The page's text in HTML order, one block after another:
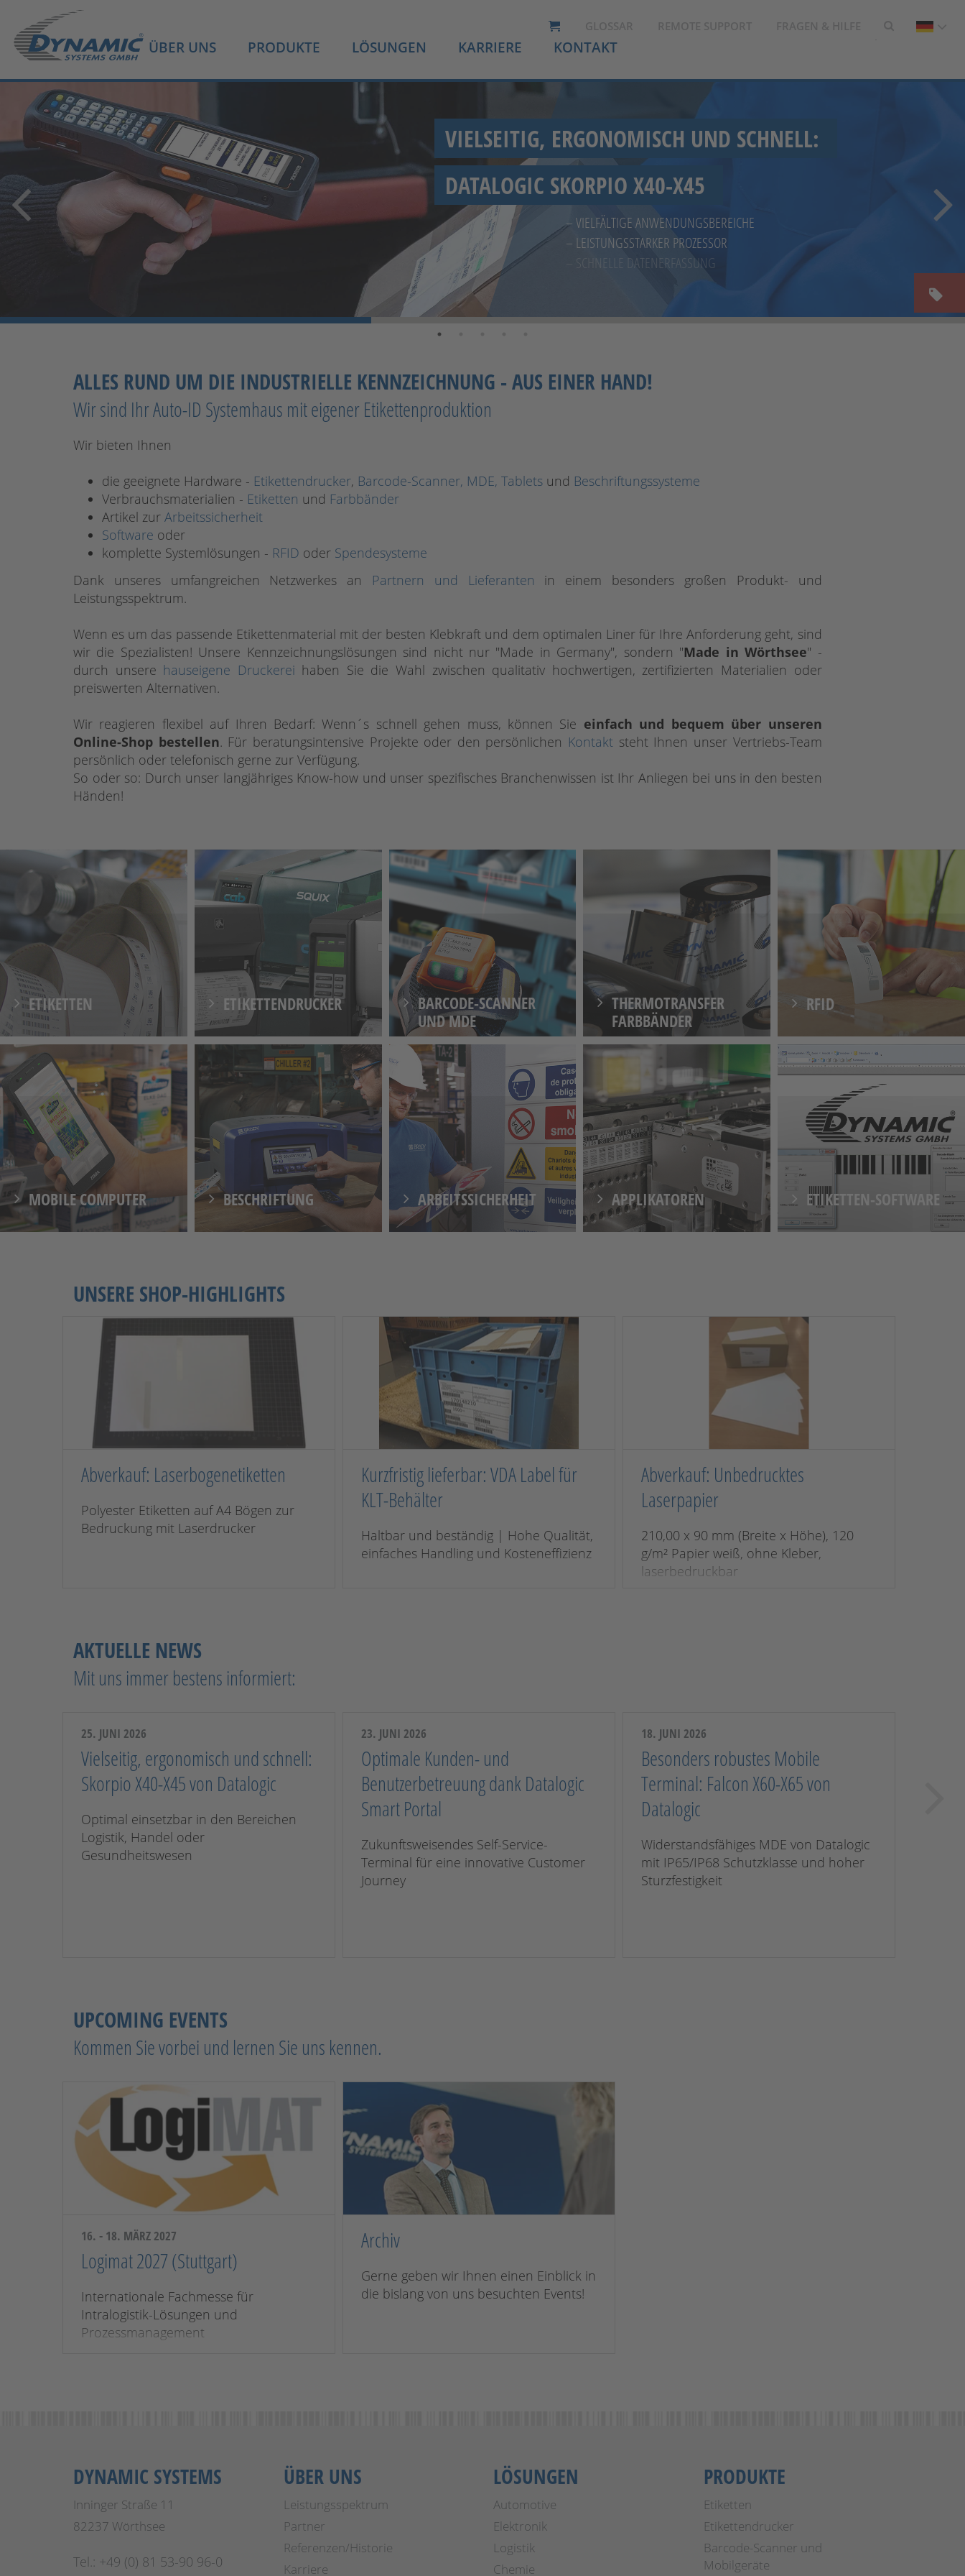
ÜBER UNS PRODUKTE LÖSUNGEN KARRIERE KONTAKT
VIELSEITIG, ERGONOMISCH UND SCHNELL:
DATALOGIC SKORPIO X40-X45
– VIELFÄLTIGE ANWENDUNGSBEREICHE
– LEISTUNGSSTARKER PROZESSOR
– SCHNELLE DATENERFASSUNG
ALLES RUND UM DIE INDUSTRIELLE KENNZEICHNUNG - AUS EINER HAND!
Wir sind Ihr Auto-ID Systemhaus miteigener Etikettenproduktion
Wir bieten Ihnen
die geeignete Hardware - Etikettendrucker, Barcode-Scanner, MDE, Tablets und Beschriftungssysteme
Verbrauchsmaterialien - Etiketten und Farbbänder
Artikel zur Arbeitssicherheit
Software oder
komplette Systemlösungen - RFID oder Spendesysteme
Dank unseres umfangreichen Netzwerkes an Partnern und Lieferanten in einem besonders großen Produkt- und
Leistungsspektrum.
Wenn es um das passende Etikettenmaterial mit der besten Klebkraft und dem optimalen Liner für Ihre Anforderung geht, sind
wir die Spezialisten! Unsere Kennzeichnungslösungen sind nicht nur "Made in Germany", sondern "Made in Wörthsee" -
durch unsere hauseigene Druckerei haben Sie die Wahl zwischen qualitativ hochwertigen, zertifizierten Materialien oder
preiswerten Alternativen.
Wir reagieren flexibel auf Ihren Bedarf: Wenn´s schnell gehen muss, können Sie einfach und bequem über unseren
Online-Shop bestellen. Für beratungsintensive Projekte oder den persönlichen Kontakt steht Ihnen unser Vertriebs-Team
persönlich oder telefonisch gerne zur Verfügung.
So oder so: Durch unser langjähriges Know-how und unser spezifisches Branchenwissen ist Ihr Anliegen bei uns in den besten
Händen!
ETIKETTEN ETIKETTENDRUCKER
BARCODE-SCANNER
UND MDE
THERMOTRANSFER
FARBBÄNDER
RFID
MOBILE COMPUTER BESCHRIFTUNG ARBEITSSICHERHEIT APPLIKATOREN ETIKETTEN-SOFTWARE
UNSERE SHOP-HIGHLIGHTS
Abverkauf: Laserbogenetiketten
Polyester Etiketten auf A4 Bögen zur
Bedruckung mit Laserdrucker
Kurzfristig lieferbar: VDA Label für
KLT-Behälter
Haltbar und beständig | Hohe Qualität,
einfaches Handling und Kosteneffizienz
Abverkauf: Unbedrucktes
Laserpapier
210,00 x 90 mm (Breite x Höhe), 120
g/m² Papier weiß, ohne Kleber,
laserbedruckbar
AKTUELLE NEWS
Mit uns immer bestens informiert:
25. JUNI 2026
Vielseitig, ergonomisch und schnell:
Skorpio X40-X45 von Datalogic
Optimal einsetzbar in den Bereichen
Logistik, Handel oder
Gesundheitswesen
23. JUNI 2026
Optimale Kunden- und
Benutzerbetreuung dank Datalogic
Smart Portal
Zukunftsweisendes Self-Service-
Terminal für eine innovative Customer
Journey
18. JUNI 2026
Besonders robustes Mobile
Terminal: Falcon X60-X65 von
Datalogic
Widerstandsfähiges MDE von Datalogic
mit IP65/IP68 Schutzklasse und hoher
Sturzfestigkeit
UPCOMING EVENTS
Kommen Sie vorbei und lernen Sie uns kennen.
16. - 18. MÄRZ 2027
Logimat 2027 (Stuttgart)
Internationale Fachmesse für
Intralogistik-Lösungen und
Prozessmanagement
Archiv
Gerne geben wir Ihnen einen Einblick in
die bislang von uns besuchten Events!
DYNAMIC SYSTEMS
Inninger Straße 11
82237 Wörthsee
Tel.: +49 (0) 81 53-90 96-0
ÜBER UNS
Leistungsspektrum
Partner
Referenzen/Historie
Karriere
LÖSUNGEN
Automotive
Elektronik
Logistik
Chemie
PRODUKTE
Etiketten
Etikettendrucker
Barcode-Scanner und
Mobilgeräte